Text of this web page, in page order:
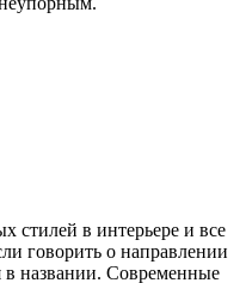
стилей в интерьере и все
говорить о направлении
в названии. Современные